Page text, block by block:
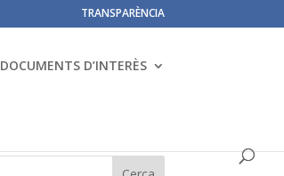
TRANSPARÈNCIA
DOCUMENTS D’INTERÈS